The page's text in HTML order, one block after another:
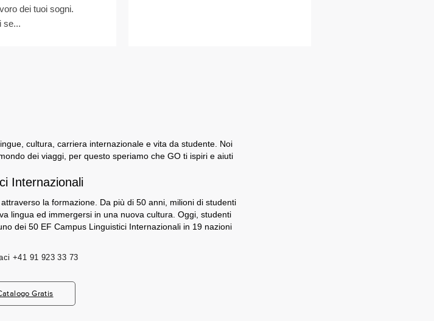
dei tuoi sogni.
se...
cultura, carriera internazionale e vita da studente. Noi
dei viaggi, per questo speriamo che GO ti ispiri e aiuti
Internazionali
la formazione. Da più di 50 anni, milioni di studenti
lingua ed immergersi in una nuova cultura. Oggi, studenti
dei 50 EF Campus Linguistici Internazionali in 19 nazioni
+41 91 923 33 73
Gratis